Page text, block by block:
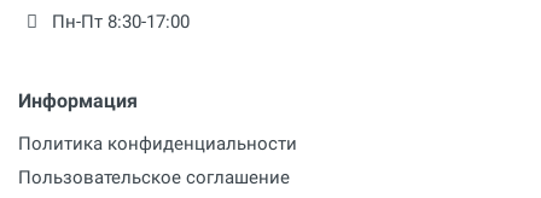
Пн-Пт 8:30-17:00
Информация
Политика конфиденциальности
Пользовательское соглашение